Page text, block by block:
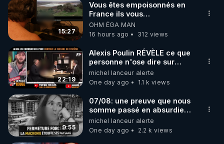
15:27
Vous êtes empoisonnés en
France ils vous
empoisonnent tranquille
OHM ÉGA MAN
16 hours ago
312 views
22:19
Alexis Poulin RÉVÈLE ce que
personne n'ose dire sur
l'Union européenne (C'est
explosif)
michel lanceur alerte
One day ago
1.1 k views
9:55
07/08: une preuve que nous
somme passé en absurdie
une dictature qui veut faire
taire ses opposant !
michel lanceur alerte
One day ago
2.2 k views